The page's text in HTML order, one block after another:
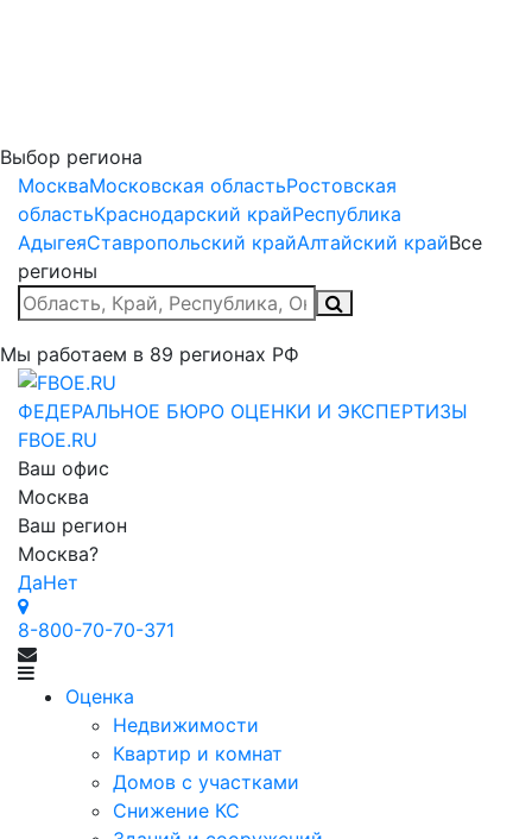
Выбор региона
МоскваМосковская областьРостовская
областьКраснодарский крайРеспублика
АдыгеяСтавропольский крайАлтайский крайВсе
регионы
Мы работаем в 89 регионах РФ
ФЕДЕРАЛЬНОЕ БЮРО ОЦЕНКИ И ЭКСПЕРТИЗЫ
FBOE.RU
Ваш офис
Москва
Ваш регион
Москва?
ДаНет
8-800-70-70-371
Оценка
Недвижимости
Квартир и комнат
Домов с участками
Снижение КС